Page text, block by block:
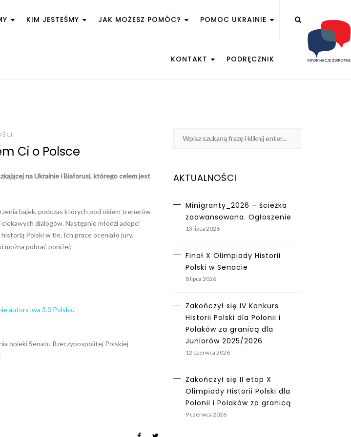
KIM JESTEŚMY JAK MOŻESZ POMÓC? POMOC UKRAINIE
KONTAKT PODRĘCZNIK
Ci o Polsce
na Ukrainie i Białorusi, którego celem jest
bajek, podczas których pod okiem trenerów
dialogów. Następnie młodzi adepci
Polski w tle. Ich prace oceniało jury.
można pobrać poniżej:
autorstwa 3.0 Polska.
opieki Senatu Rzeczypospolitej Polskiej
AKTUALNOŚCI
Minigranty_2026 – ścieżka
zaawansowana. Ogłoszenie
13 lipca 2026
Finał X Olimpiady Historii
Polski w Senacie
8 lipca 2026
Zakończył się IV Konkurs
Historii Polski dla Polonii i
Polaków za granicą dla
Juniorów 2025/2026
12 czerwca 2026
Zakończył się II etap X
Olimpiady Historii Polski dla
Polonii i Polaków za granicą
9 czerwca 2026